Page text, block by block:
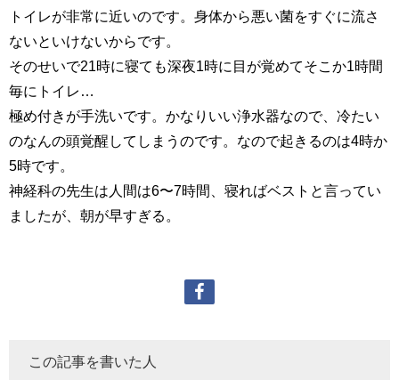
トイレが非常に近いのです。身体から悪い菌をすぐに流さ
ないといけないからです。
そのせいで21時に寝ても深夜1時に目が覚めてそこか1時間
毎にトイレ…
極め付きが手洗いです。かなりいい浄水器なので、冷たい
のなんの頭覚醒してしまうのです。なので起きるのは4時か
5時です。
神経科の先生は人間は6〜7時間、寝ればベストと言ってい
ましたが、朝が早すぎる。
この記事を書いた人